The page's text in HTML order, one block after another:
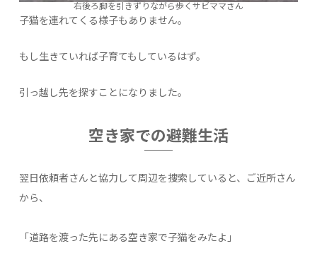
右後ろ脚を引きずりながら歩くサビママさん
子猫を連れてくる様子もありません。
もし生きていれば子育てもしているはず。
引っ越し先を探すことになりました。
空き家での避難生活
翌日依頼者さんと協力して周辺を捜索していると、ご近所さん
から、
「道路を渡った先にある空き家で子猫をみたよ」